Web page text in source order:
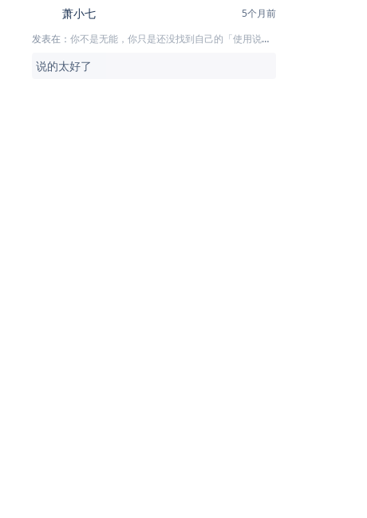
萧小七
5个月前
发表在： 你不是无能，你只是还没找到自己的「使用说明书」
说的太好了